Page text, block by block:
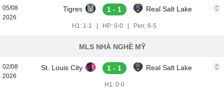
05/08
2026
Tigres 1 - 1 Real Salt Lake
H1: 1-1 HP: 0-0 Pen: 6-5
MLS NHÀ NGHỀ MỸ
02/08
2026
St. Louis City 1 - 1 Real Salt Lake
H1: 0-0